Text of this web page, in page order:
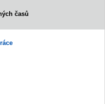
časů